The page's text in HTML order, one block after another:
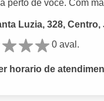
perto de você. Com
Luzia, 328,
0 aval.
horario de